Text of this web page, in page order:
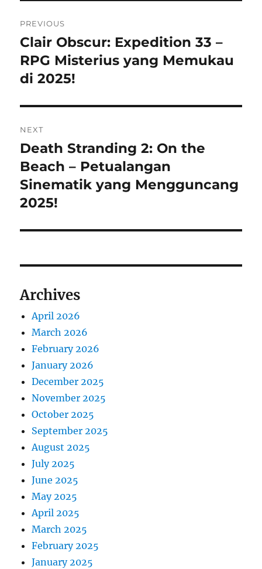
navigation
PREVIOUS
Previous
post:
Clair Obscur: Expedition 33 –
RPG Misterius yang Memukau
di 2025!
NEXT
Next
post:
Death Stranding 2: On the
Beach – Petualangan
Sinematik yang Mengguncang
2025!
Archives
April 2026
March 2026
February 2026
January 2026
December 2025
November 2025
October 2025
September 2025
August 2025
July 2025
June 2025
May 2025
April 2025
March 2025
February 2025
January 2025